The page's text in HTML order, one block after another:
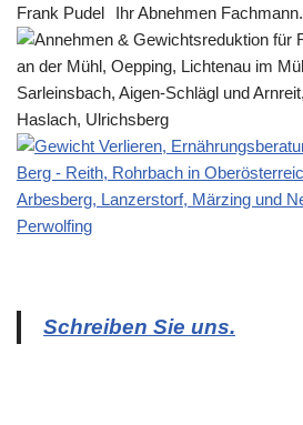
Frank Pudel Ihr Abnehmen Fachmann.
Schreiben Sie uns.